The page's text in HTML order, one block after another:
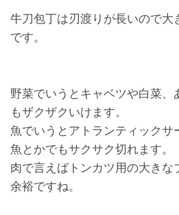
牛刀包丁は刃渡りが長いので大
です。
野菜でいうとキャベツや白菜、
もザクザクいけます。
魚でいうとアトランティックサ
魚とかでもサクサク切れます。
肉で言えばトンカツ用の大きな
余裕ですね。